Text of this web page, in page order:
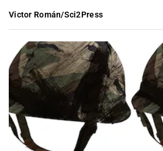
Victor Román/Sci2Press